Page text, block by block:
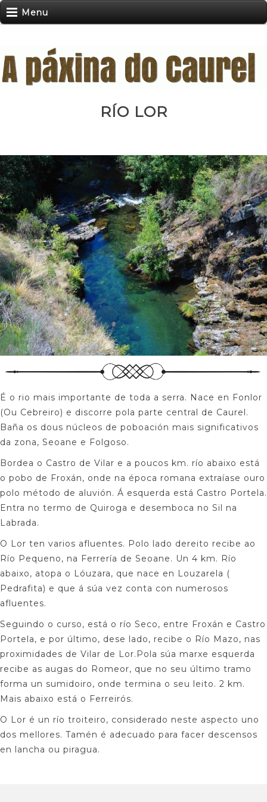
Menu
RÍO LOR
É o rio mais importante de toda a serra. Nace en Fonlor
(Ou Cebreiro) e discorre pola parte central de Caurel.
Baña os dous núcleos de poboación mais significativos
da zona, Seoane e Folgoso.
Bordea o Castro de Vilar e a poucos km. río abaixo está
o pobo de Froxán, onde na época romana extraíase ouro
polo método de aluvión. Á esquerda está Castro Portela.
Entra no termo de Quiroga e desemboca no Sil na
Labrada.
O Lor ten varios afluentes. Polo lado dereito recibe ao
Río Pequeno, na Ferrería de Seoane. Un 4 km. Río
abaixo, atopa o Lóuzara, que nace en Louzarela (
Pedrafita) e que á súa vez conta con numerosos
afluentes.
Seguindo o curso, está o río Seco, entre Froxán e Castro
Portela, e por último, dese lado, recibe o Río Mazo, nas
proximidades de Vilar de Lor.Pola súa marxe esquerda
recibe as augas do Romeor, que no seu último tramo
forma un sumidoiro, onde termina o seu leito. 2 km.
Mais abaixo está o Ferreirós.
O Lor é un río troiteiro, considerado neste aspecto uno
dos mellores. Tamén é adecuado para facer descensos
en lancha ou piragua.